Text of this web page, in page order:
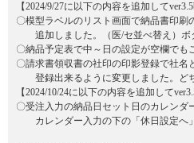
【2024/9/27に以下の内容を追加して
〇模型ラベルのリスト画面で納品書印
追加しました。（医/セ並べ替え）ボ
〇納品予定表で中～日の設定が空欄でも
〇請求書領収書の社印の印影登録で社
登録出来るように変更しました。ど
【2024/10/24に以下の内容を追加して
〇受注入力の納品日セット日のカレン
カレンダー入力の下の「休日設定へ